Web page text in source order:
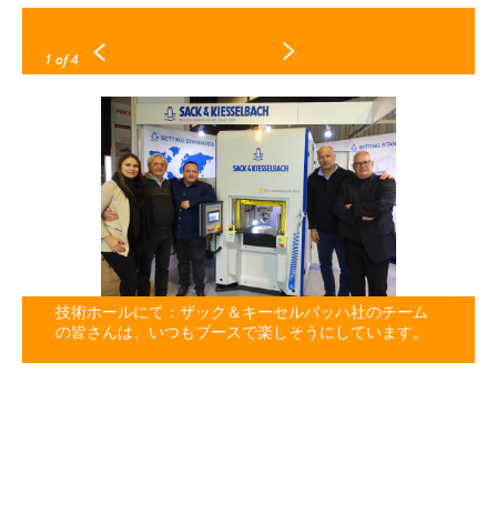
1 of 4
技術ホールにて：ザック＆キーセルバッハ社のチーム
の皆さんは、いつもブースで楽しそうにしています。